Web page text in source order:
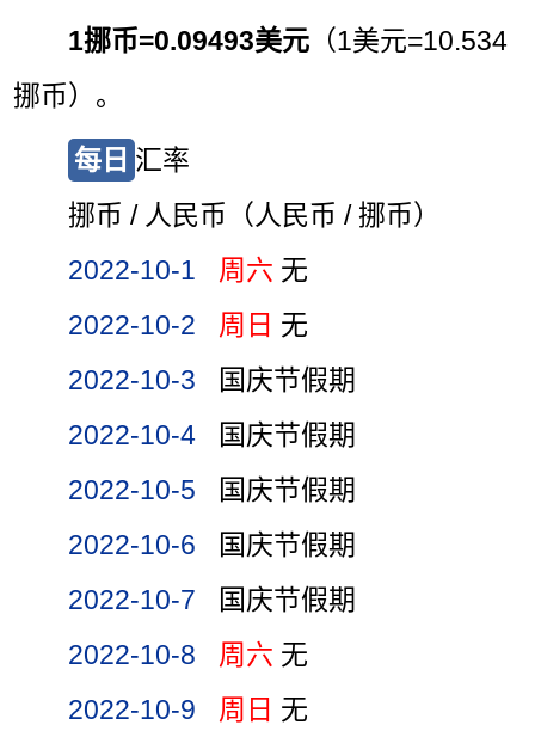
1挪币=0.09493美元 （1美元=10.534
挪币）。
每日 汇率
挪币 / 人民币（人民币 / 挪币）
2022-10-1
周六 无
2022-10-2
周日 无
2022-10-3
国庆节假期
2022-10-4
国庆节假期
2022-10-5
国庆节假期
2022-10-6
国庆节假期
2022-10-7
国庆节假期
2022-10-8
周六 无
2022-10-9
周日 无